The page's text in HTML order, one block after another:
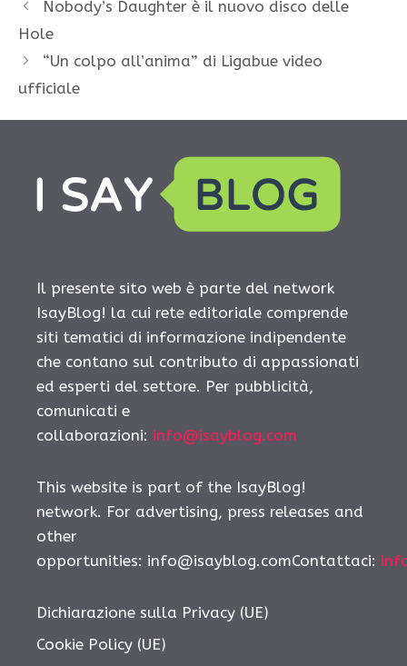
Nobody’s Daughter è il nuovo disco delle
Hole
“Un colpo all’anima” di Ligabue video
ufficiale
Il presente sito web è parte del network
IsayBlog! la cui rete editoriale comprende
siti tematici di informazione indipendente
che contano sul contributo di appassionati
ed esperti del settore. Per pubblicità,
comunicati e
collaborazioni: info@isayblog.com
This website is part of the IsayBlog!
network. For advertising, press releases and
other
opportunities: info@isayblog.comContattaci:
Dichiarazione sulla Privacy (UE)
Cookie Policy (UE)